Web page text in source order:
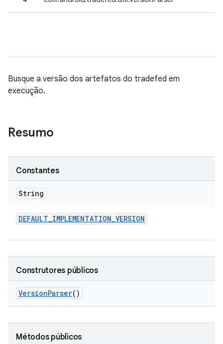
Busque a versão dos artefatos do tradefed em
execução.
Resumo
Constantes
String
DEFAULT_IMPLEMENTATION_VERSION
Construtores públicos
VersionParser()
Métodos públicos